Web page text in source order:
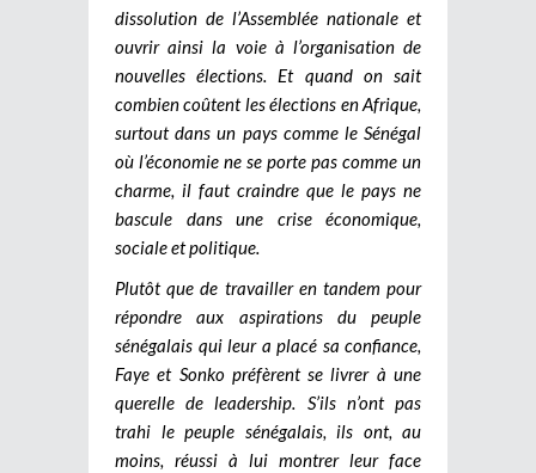
dissolution de l’Assemblée nationale et
ouvrir ainsi la voie à l’organisation de
nouvelles élections. Et quand on sait
combien coûtent les élections en Afrique,
surtout dans un pays comme le Sénégal
où l’économie ne se porte pas comme un
charme, il faut craindre que le pays ne
bascule dans une crise économique,
sociale et politique.
Plutôt que de travailler en tandem pour
répondre aux aspirations du peuple
sénégalais qui leur a placé sa confiance,
Faye et Sonko préfèrent se livrer à une
querelle de leadership. S’ils n’ont pas
trahi le peuple sénégalais, ils ont, au
moins, réussi à lui montrer leur face